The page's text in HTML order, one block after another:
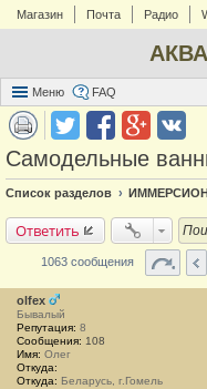
Магазин Почта Радио
Меню FAQ
Самодельные
Список разделов
Ответить
1063 сообщения
olfex
Бывалый
Репутация: 8
Сообщения: 108
Имя: Олег
Откуда:
Откуда: Беларусь, г.Гомель